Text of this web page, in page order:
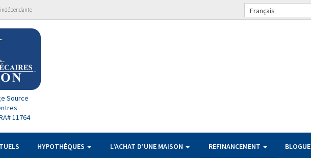
Français
Source
11764
HYPOTHÈQUES L’ACHAT D’UNE MAISON REFINANCEMENT BLOGUE